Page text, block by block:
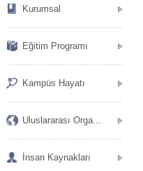
Kurumsal
Eğitim Programı
Kampüs Hayatı
Uluslararası Orga...
İnsan Kaynakları